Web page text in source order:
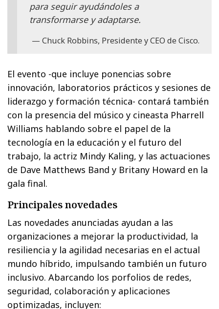
para seguir ayudándoles a
transformarse y adaptarse.
Chuck Robbins, Presidente y CEO de Cisco.
El evento -que incluye ponencias sobre
innovación, laboratorios prácticos y sesiones de
liderazgo y formación técnica- contará también
con la presencia del músico y cineasta Pharrell
Williams hablando sobre el papel de la
tecnología en la educación y el futuro del
trabajo, la actriz Mindy Kaling, y las actuaciones
de Dave Matthews Band y Britany Howard en la
gala final.
Principales novedades
Las novedades anunciadas ayudan a las
organizaciones a mejorar la productividad, la
resiliencia y la agilidad necesarias en el actual
mundo híbrido, impulsando también un futuro
inclusivo. Abarcando los porfolios de redes,
seguridad, colaboración y aplicaciones
optimizadas, incluyen: